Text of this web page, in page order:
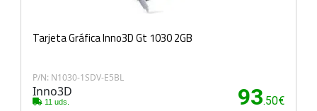
Tarjeta Gráfica Inno3D Gt 1030 2GB
P/N: N1030-1SDV-E5BL
Inno3D
11 uds. 93.50€